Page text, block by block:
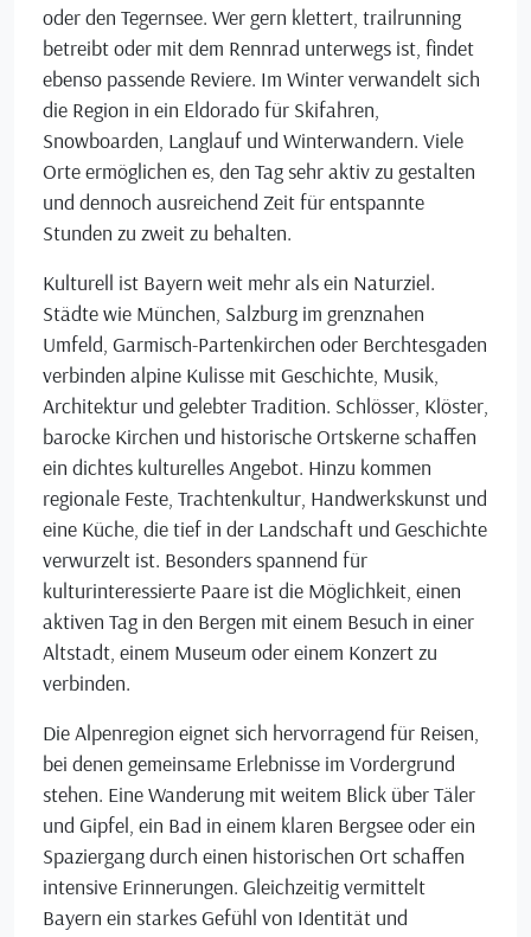
oder den Tegernsee. Wer gern klettert, trailrunning
betreibt oder mit dem Rennrad unterwegs ist, findet
ebenso passende Reviere. Im Winter verwandelt sich
die Region in ein Eldorado für Skifahren,
Snowboarden, Langlauf und Winterwandern. Viele
Orte ermöglichen es, den Tag sehr aktiv zu gestalten
und dennoch ausreichend Zeit für entspannte
Stunden zu zweit zu behalten.
Kulturell ist Bayern weit mehr als ein Naturziel.
Städte wie München, Salzburg im grenznahen
Umfeld, Garmisch-Partenkirchen oder Berchtesgaden
verbinden alpine Kulisse mit Geschichte, Musik,
Architektur und gelebter Tradition. Schlösser, Klöster,
barocke Kirchen und historische Ortskerne schaffen
ein dichtes kulturelles Angebot. Hinzu kommen
regionale Feste, Trachtenkultur, Handwerkskunst und
eine Küche, die tief in der Landschaft und Geschichte
verwurzelt ist. Besonders spannend für
kulturinteressierte Paare ist die Möglichkeit, einen
aktiven Tag in den Bergen mit einem Besuch in einer
Altstadt, einem Museum oder einem Konzert zu
verbinden.
Die Alpenregion eignet sich hervorragend für Reisen,
bei denen gemeinsame Erlebnisse im Vordergrund
stehen. Eine Wanderung mit weitem Blick über Täler
und Gipfel, ein Bad in einem klaren Bergsee oder ein
Spaziergang durch einen historischen Ort schaffen
intensive Erinnerungen. Gleichzeitig vermittelt
Bayern ein starkes Gefühl von Identität und